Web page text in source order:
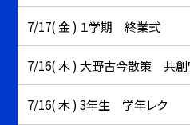
7/17( 金 ) １学期 終業式
7/16( 木 ) 大野古今散策 共創
7/16( 木 ) 3年生 学年レク